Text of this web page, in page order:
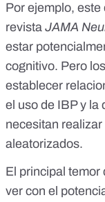
Por ejemplo, este
revista JAMA
estar
cognitivo. Pero
establecer
el uso de IBP y la
necesitan
aleatorizados.
El principal temor
ver con el